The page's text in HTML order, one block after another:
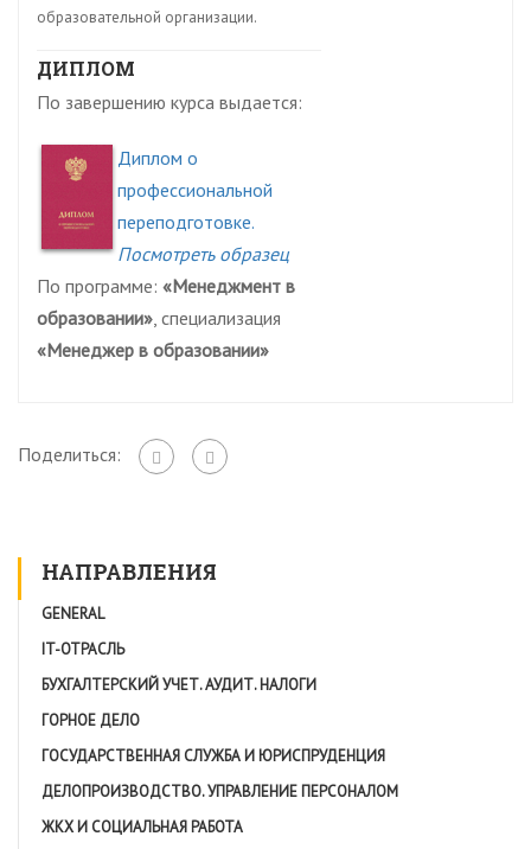
образовательной организации.
ДИПЛОМ
По завершению курса выдается:
Диплом о
профессиональной
переподготовке.
Посмотреть образец
По программе: «Менеджмент в
образовании», специализация
«Менеджер в образовании»
Поделиться:
НАПРАВЛЕНИЯ
GENERAL
IT-ОТРАСЛЬ
БУХГАЛТЕРСКИЙ УЧЕТ. АУДИТ. НАЛОГИ
ГОРНОЕ ДЕЛО
ГОСУДАРСТВЕННАЯ СЛУЖБА И ЮРИСПРУДЕНЦИЯ
ДЕЛОПРОИЗВОДСТВО. УПРАВЛЕНИЕ ПЕРСОНАЛОМ
ЖКХ И СОЦИАЛЬНАЯ РАБОТА